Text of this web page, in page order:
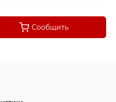
Сообщить